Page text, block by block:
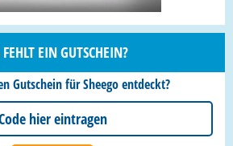
EIN GUTSCHEIN?
Gutschein für Sheego entdeckt?